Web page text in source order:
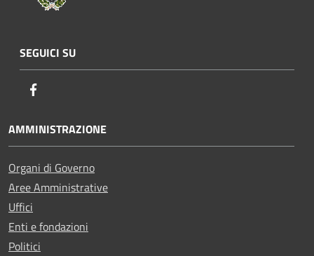
SEGUICI SU
AMMINISTRAZIONE
Organi di Governo
Aree Amministrative
Uffici
Enti e fondazioni
Politici